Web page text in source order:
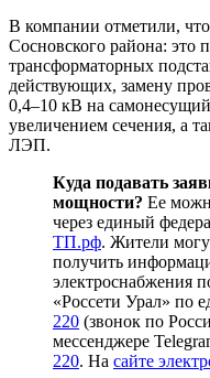
В компании отметили,
Сосновского района: это
трансформаторных
действующих, замену
0,4–10 кВ на
увеличением сечения, а
ЛЭП.
Куда подавать
мощности? Ее
через единый
ТП.рф. Жители
получить
электроснабжения
«Россети Урал» по
220 (звонок по
мессенджере
220. На сайте